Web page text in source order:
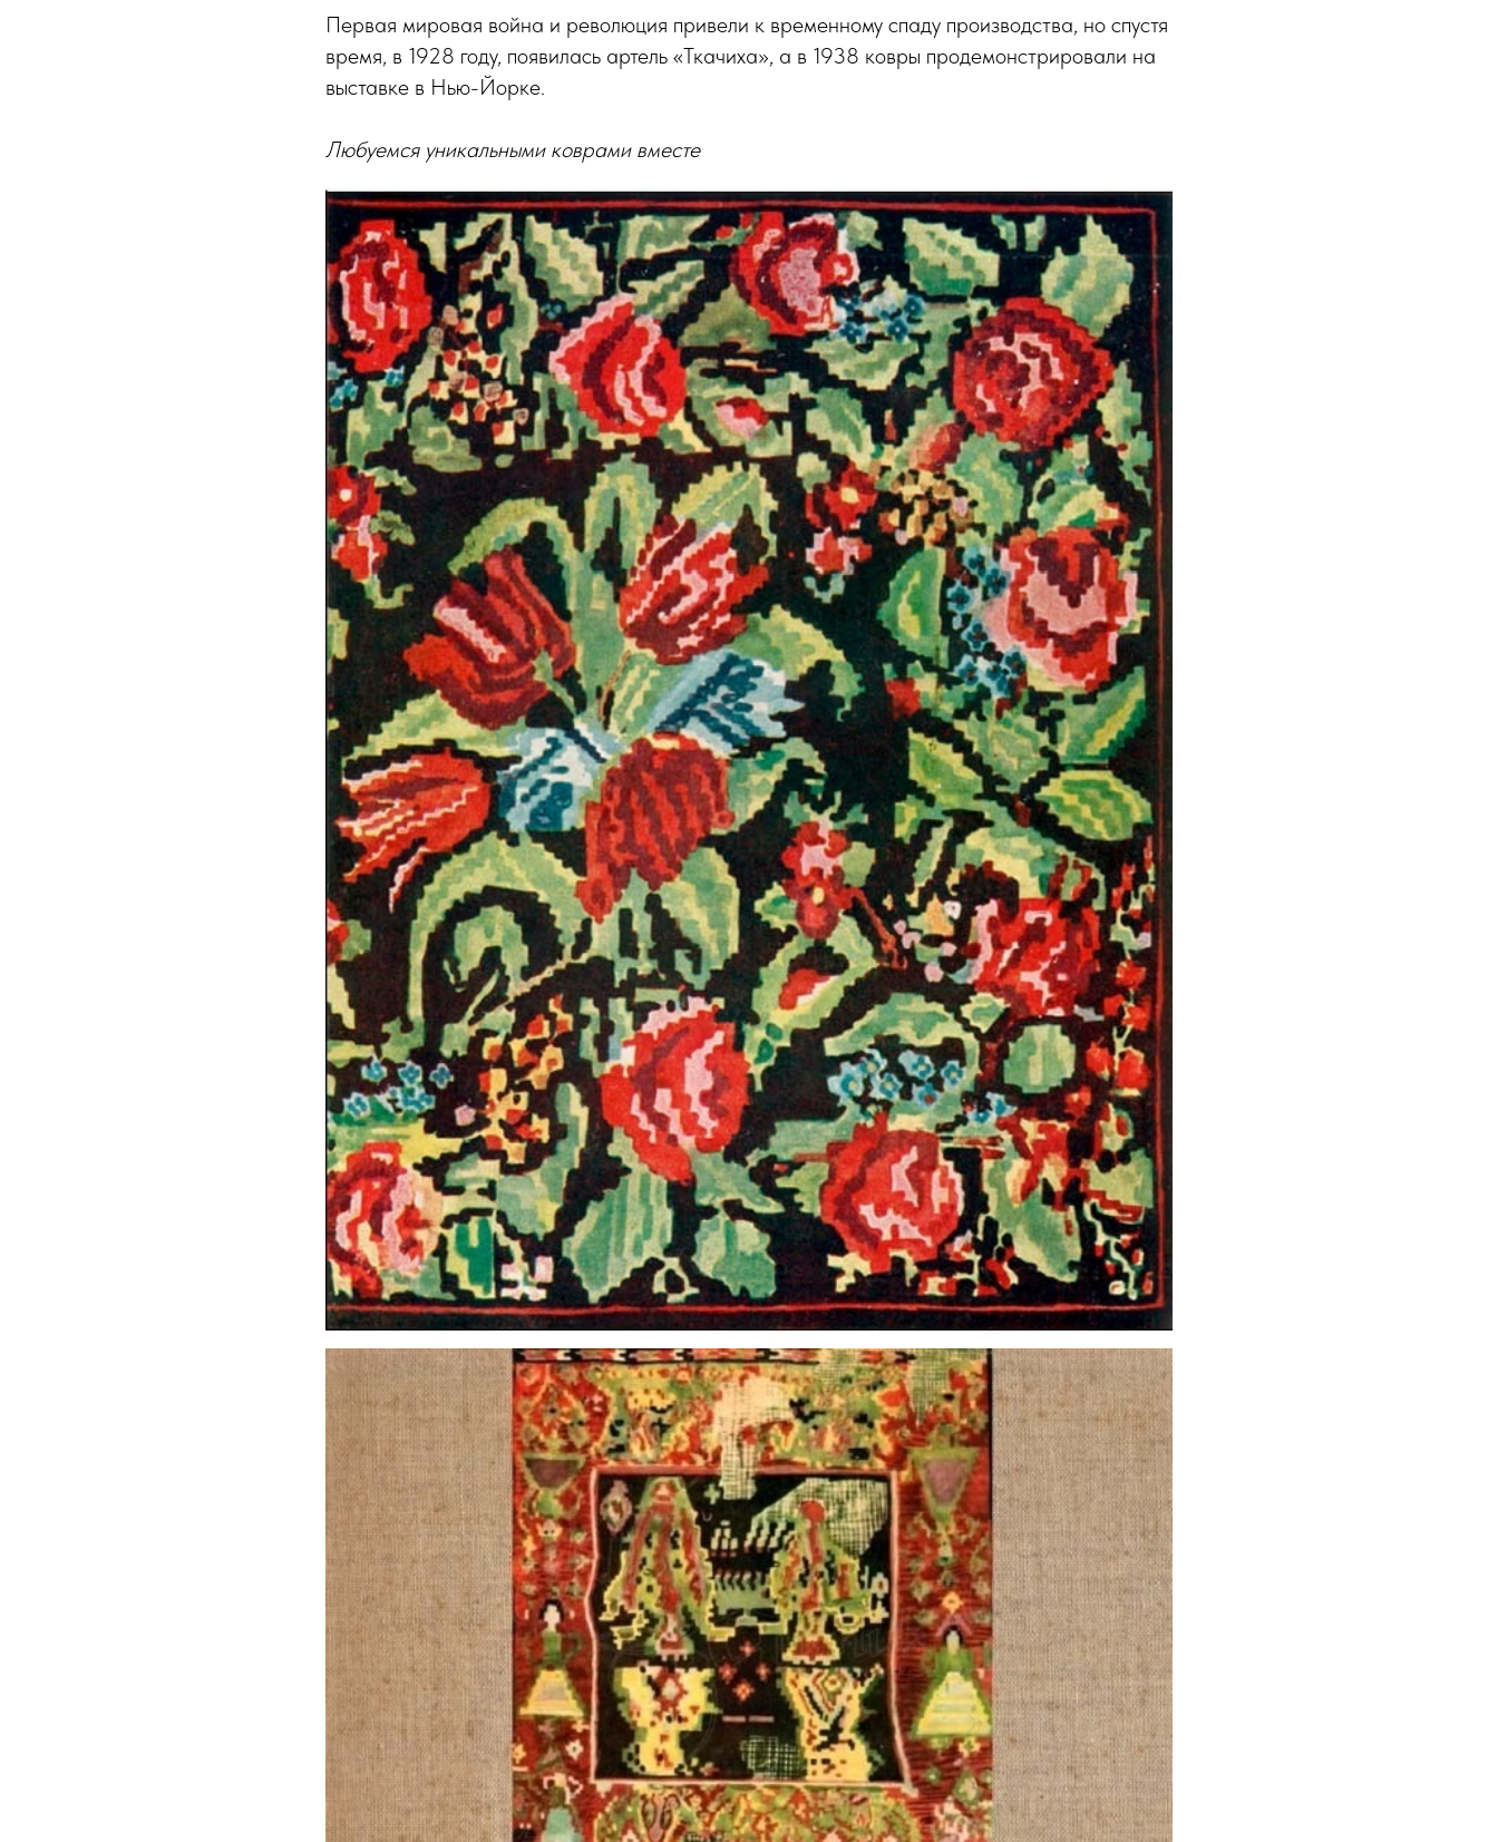
Первая мировая война и революция привели к временному спаду производства, но спустя
время, в 1928 году, появилась артель «Ткачиха», а в 1938 ковры продемонстрировали на
выставке в Нью-Йорке.
Любуемся уникальными коврами вместе